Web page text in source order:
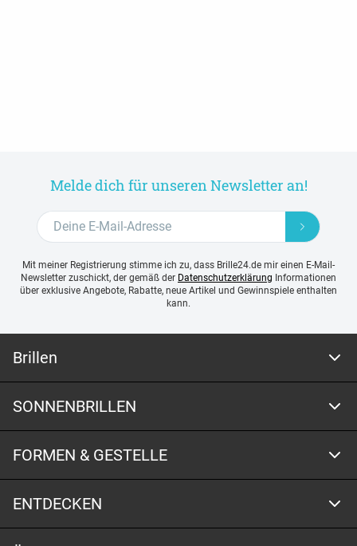
Melde dich für unseren Newsletter an!
Mit meiner Registrierung stimme ich zu, dass Brille24.de mir einen E-Mail-
Newsletter zuschickt, der gemäß der Datenschutzerklärung Informationen
über exklusive Angebote, Rabatte, neue Artikel und Gewinnspiele enthalten
kann.
Brillen
SONNENBRILLEN
FORMEN & GESTELLE
ENTDECKEN